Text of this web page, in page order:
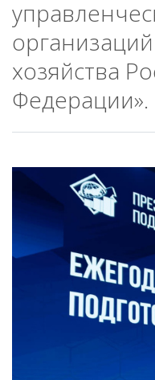
хозяйства
Федерации».